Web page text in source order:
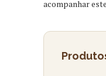
acompanhar